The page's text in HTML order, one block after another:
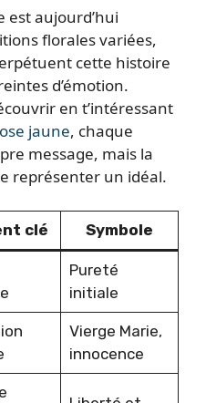
est aujourd’hui
florales variées,
cette histoire
d’émotion.
en t’intéressant
jaune, chaque
message, mais la
représenter un idéal.
clé Symbole
Pureté
initiale
Vierge Marie,
innocence